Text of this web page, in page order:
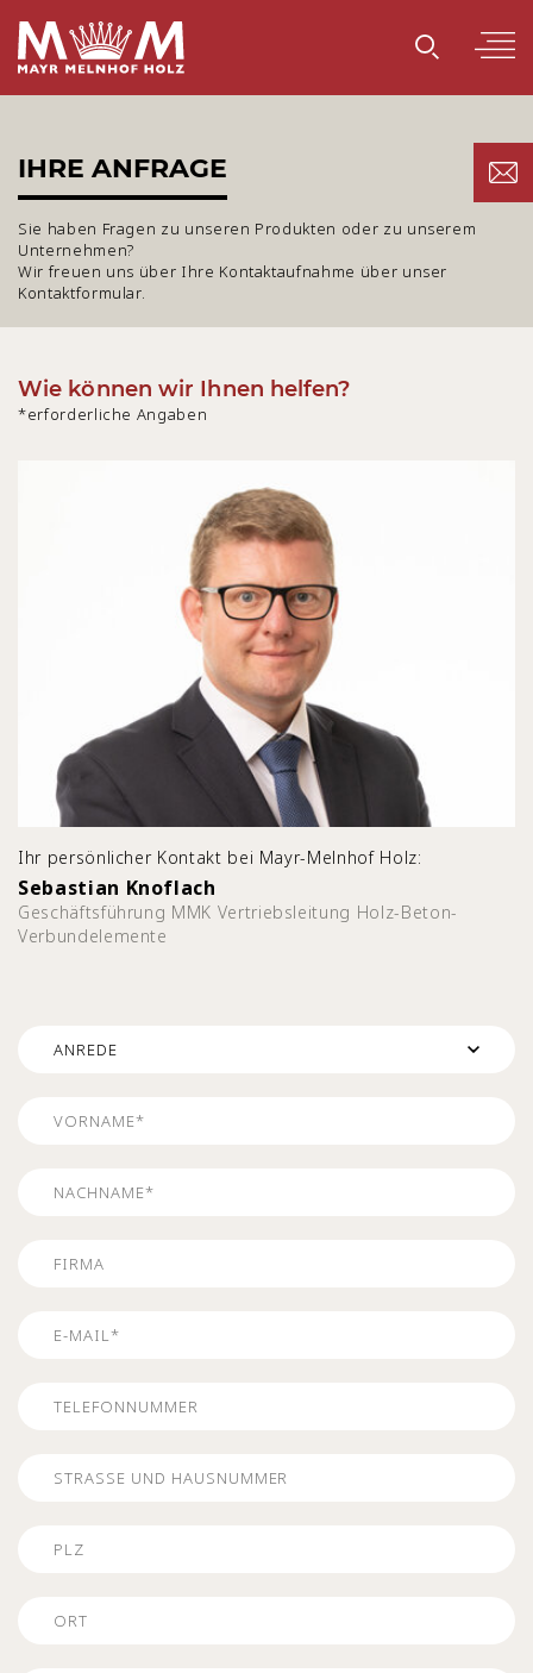
IHRE ANFRAGE
Sie haben Fragen zu unseren Produkten oder zu unserem
Unternehmen?
Wir freuen uns über Ihre Kontaktaufnahme über unser
Kontaktformular.
Wie können wir Ihnen helfen?
*erforderliche Angaben
Ihr persönlicher Kontakt bei Mayr-Melnhof Holz:
Sebastian Knoflach
Geschäftsführung MMK Vertriebsleitung Holz-Beton-
Verbundelemente